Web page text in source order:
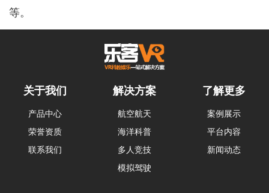
等。
关于我们
产品中心
荣誉资质
联系我们
解决方案
航空航天
海洋科普
多人竞技
模拟驾驶
了解更多
案例展示
平台内容
新闻动态